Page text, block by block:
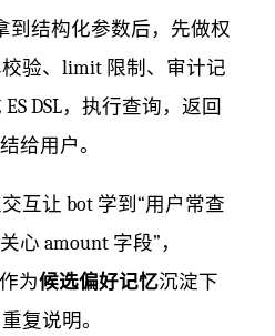
到结构化参数后，先做权
验、limit 限制、审计记
DSL，执行查询，返回
给用户。
互让 bot 学到“用户常查
心 amount 字段”，
为候选偏好记忆沉淀下
复说明。